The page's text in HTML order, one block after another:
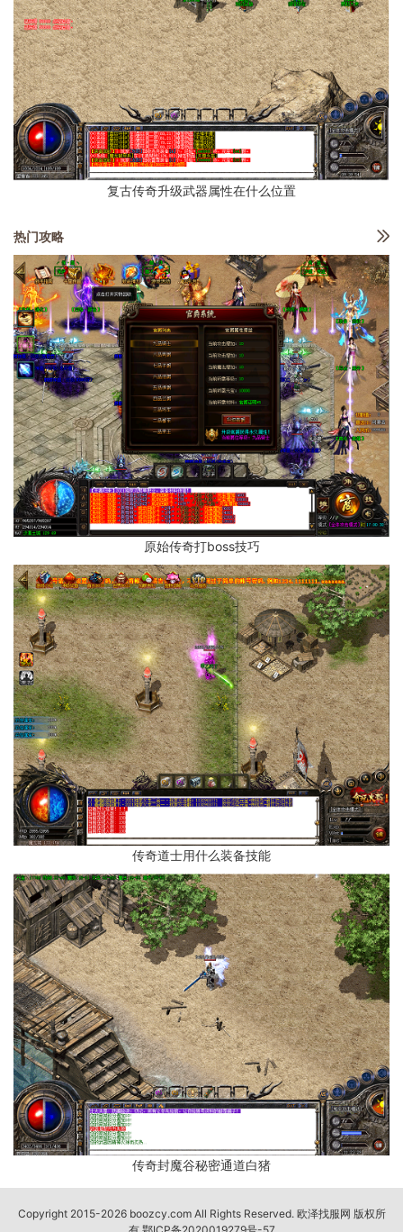
复古传奇升级武器属性在什么位置
热门攻略
原始传奇打boss技巧
传奇道士用什么装备技能
传奇封魔谷秘密通道白猪
Copyright 2015-2026 boozcy.com All Rights Reserved. 欧泽找服网 版权所